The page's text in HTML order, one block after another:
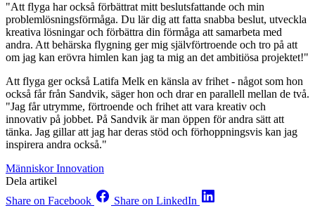
"Att flyga har också förbättrat mitt beslutsfattande och min
problemlösningsförmåga. Du lär dig att fatta snabba beslut, utveckla
kreativa lösningar och förbättra din förmåga att samarbeta med
andra. Att behärska flygning ger mig självförtroende och tro på att
om jag kan erövra himlen kan jag ta mig an det ambitiösa projektet!"
Att flyga ger också Latifa Melk en känsla av frihet - något som hon
också får från Sandvik, säger hon och drar en parallell mellan de två.
"Jag får utrymme, förtroende och frihet att vara kreativ och
innovativ på jobbet. På Sandvik är man öppen för andra sätt att
tänka. Jag gillar att jag har deras stöd och förhoppningsvis kan jag
inspirera andra också."
MänniskorInnovation
Dela artikel
Share on Facebook
Share on LinkedIn